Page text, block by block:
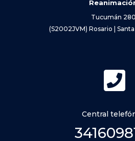
Tucumán
(S2002JVM) Rosario |

Central